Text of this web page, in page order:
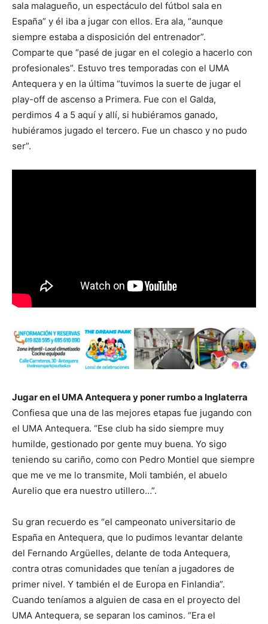
sala malagueño, un espectáculo del fútbol sala en
España” y él iba a jugar con ellos. Era ala, “aunque
siempre estaba a disposición del entrenador”.
Comparte que “pasé de jugar en el colegio a hacerlo con
profesionales”. Estuvo tres temporadas con el UMA
Antequera y en la última “tuvimos la suerte de jugar el
play-off de ascenso a Primera. Fue con el Galda,
perdimos 4 a 5 aquí y allí, si hubiéramos ganado,
hubiéramos jugado el tercero. Fue un chasco y no pudo
ser”.
Jugar en el UMA Antequera y poner rumbo a Inglaterra
Confiesa que una de las mejores etapas fue jugando con
el UMA Antequera. “Ese club ha sido siempre muy
humilde, gestionado por gente muy buena. Yo sigo
teniendo su cariño, como con Pedro Montiel que siempre
que me ve me lo transmite, Moli también, el abuelo
Aurelio que era nuestro utillero…”.
Su gran recuerdo es “el campeonato universitario de
España en Antequera, que lo pudimos levantar delante
del Fernando Argüelles, delante de toda Antequera,
contra otras comunidades que tenían a jugadores de
primer nivel. Y también el de Europa en Finlandia”.
Cuando teníamos a alguien de casa en el proyecto del
UMA Antequera, se separan los caminos. “Era el